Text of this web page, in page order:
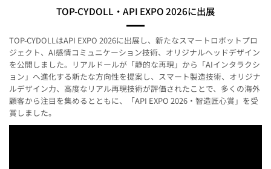
TOP-CYDOLL・API EXPO 2026に出展
TOP-CYDOLLはAPI EXPO 2026に出展し、新たなスマートロボットプロ
ジェクト、AI感情コミュニケーション技術、オリジナルヘッドデザイン
を公開しました。リアルドールが「静的な再現」から「AIインタラクシ
ョン」へ進化する新たな方向性を提案し、スマート製造技術、オリジナ
ルデザイン力、高度なリアル再現技術が評価されたことで、多くの海外
顧客から注目を集めるとともに、「API EXPO 2026・智造匠心賞」を受
賞しました。